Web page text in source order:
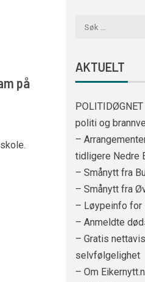
på
AKTUELT
politi og
–
tidligere Nedre
– Smånytt fra
– Smånytt fra
– Løypeinfo for
– Anmeldte
– Gratis
selvfølgelighet
– Om